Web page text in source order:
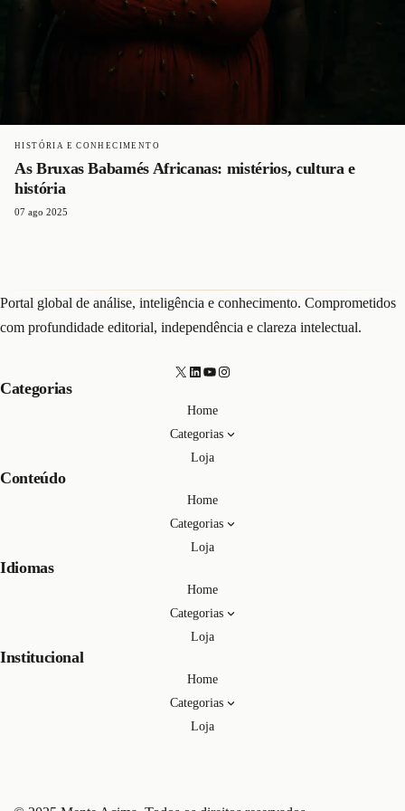
HISTÓRIA E CONHECIMENTO
As Bruxas Babamés Africanas: mistérios, cultura e
história
07 ago 2025
Portal global de análise, inteligência e conhecimento. Comprometidos
com profundidade editorial, independência e clareza intelectual.
X LinkedIn
Youtube
Instagram
Categorias
Home
Categorias
Loja
Conteúdo
Home
Categorias
Loja
Idiomas
Home
Categorias
Loja
Institucional
Home
Categorias
Loja